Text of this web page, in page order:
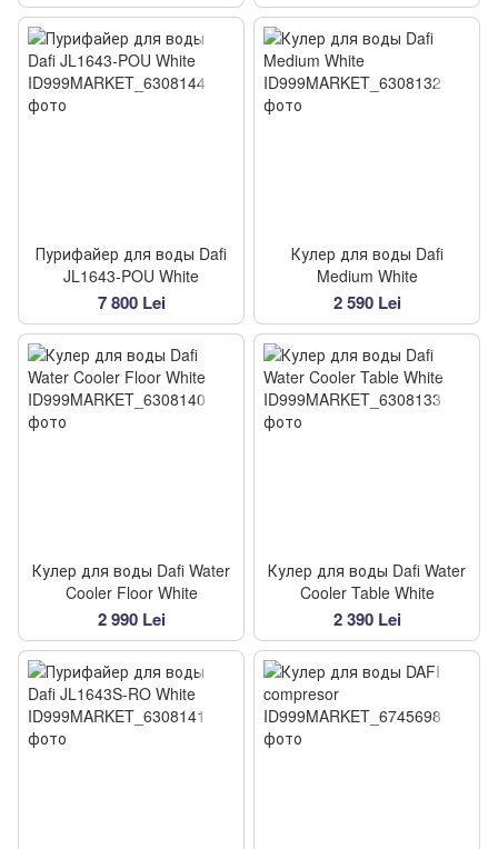
Пурифайер для воды Dafi
JL1643-POU White
7 800 Lei
Кулер для воды Dafi
Medium White
2 590 Lei
Кулер для воды Dafi Water
Cooler Floor White
2 990 Lei
Кулер для воды Dafi Water
Cooler Table White
2 390 Lei